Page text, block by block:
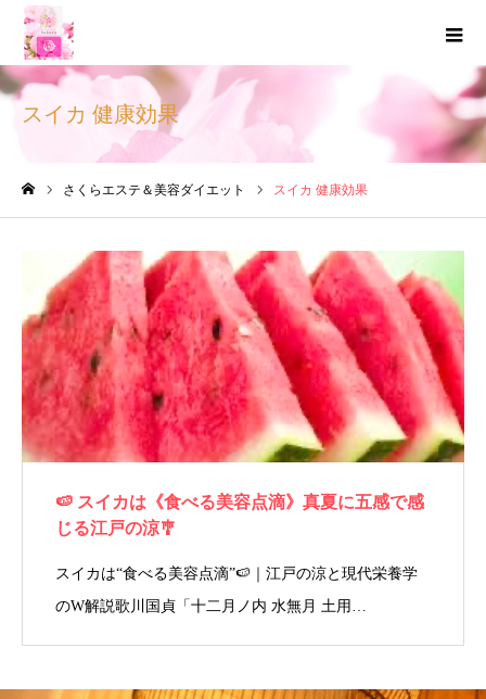
スイカ 健康効果
さくらエステ＆美容ダイエット スイカ 健康効果
🍉 スイカは《食べる美容点滴》真夏に五感で感
じる江戸の涼🎐
スイカは“食べる美容点滴”🍉｜江戸の涼と現代栄養学
のW解説歌川国貞「十二月ノ内 水無月 土用…